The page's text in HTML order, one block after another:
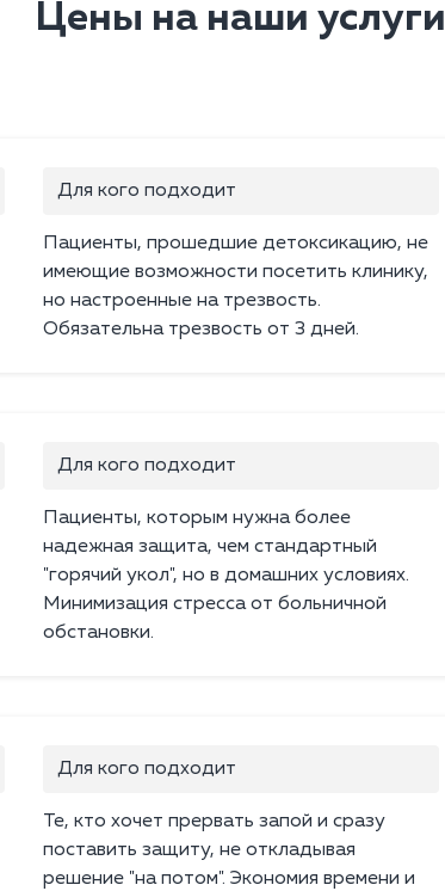
Цены на наши услуги
Для кого подходит
Пациенты, прошедшие детоксикацию, не
имеющие возможности посетить клинику,
но настроенные на трезвость.
Обязательна трезвость от 3 дней.
Для кого подходит
Пациенты, которым нужна более
надежная защита, чем стандартный
"горячий укол", но в домашних условиях.
Минимизация стресса от больничной
обстановки.
Для кого подходит
Те, кто хочет прервать запой и сразу
поставить защиту, не откладывая
решение "на потом". Экономия времени и